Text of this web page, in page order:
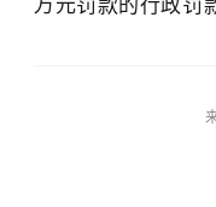
万元罚款的行政罚